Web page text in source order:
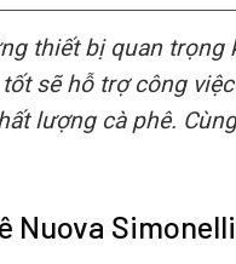
thiết bị quan
sẽ hỗ trợ công
lượng cà phê.
Nuova